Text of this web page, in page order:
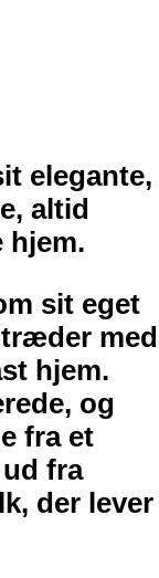
elegante,
altid
hjem.
sit eget
med
hjem.
og
fra et
fra
der lever